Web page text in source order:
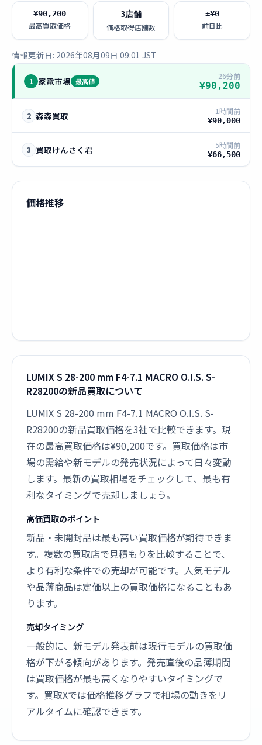
¥90,200
最高買取価格
3店舗
価格取得店舗数
±¥0
前日比
情報更新日: 2026年08月09日 09:01 JST
1 家電市場 最高値
26分前
¥90,200
2 森森買取 1時間前
¥90,000
3 買取けんさく君 5時間前
¥66,500
価格推移
LUMIX S 28-200 mm F4-7.1 MACRO O.I.S. S-
R28200の新品買取について
LUMIX S 28-200 mm F4-7.1 MACRO O.I.S. S-
R28200の新品買取価格を3社で比較できます。現
在の最高買取価格は¥90,200です。買取価格は市
場の需給や新モデルの発売状況によって日々変動
します。最新の買取相場をチェックして、最も有
利なタイミングで売却しましょう。
高価買取のポイント
新品・未開封品は最も高い買取価格が期待できま
す。複数の買取店で見積もりを比較することで、
より有利な条件での売却が可能です。人気モデル
や品薄商品は定価以上の買取価格になることもあ
ります。
売却タイミング
一般的に、新モデル発表前は現行モデルの買取価
格が下がる傾向があります。発売直後の品薄期間
は買取価格が最も高くなりやすいタイミングで
す。買取Xでは価格推移グラフで相場の動きをリ
アルタイムに確認できます。